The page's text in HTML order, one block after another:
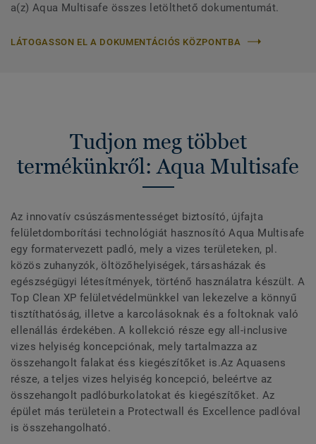
a(z) Aqua Multisafe összes letölthető dokumentumát.
LÁTOGASSON EL A DOKUMENTÁCIÓS KÖZPONTBA
Tudjon meg többet
termékünkről: Aqua Multisafe
Az innovatív csúszásmentességet biztosító, újfajta
felületdomborítási technológiát hasznosító Aqua Multisafe
egy formatervezett padló, mely a vizes területeken, pl.
közös zuhanyzók, öltözőhelyiségek, társasházak és
egészségügyi létesítmények, történő használatra készült. A
Top Clean XP felületvédelmünkkel van lekezelve a könnyű
tisztíthatóság, illetve a karcolásoknak és a foltoknak való
ellenállás érdekében. A kollekció része egy all-inclusive
vizes helyiség koncepciónak, mely tartalmazza az
összehangolt falakat éss kiegészítőket is.Az Aquasens
része, a teljes vizes helyiség koncepció, beleértve az
összehangolt padlóburkolatokat és kiegészítőket. Az
épület más területein a Protectwall és Excellence padlóval
is összehangolható.